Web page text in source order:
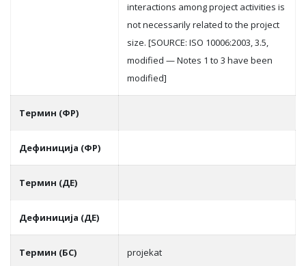
interactions among project activities is
not necessarily related to the project
size. [SOURCE: ISO 10006:2003, 3.5,
modified — Notes 1 to 3 have been
modified]
Термин (ФР)
Дефиниција (ФР)
Термин (ДЕ)
Дефиниција (ДЕ)
Термин (БС) projekat